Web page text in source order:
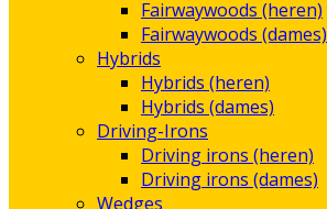
Fairwaywoods (heren)
Fairwaywoods (dames)
Hybrids
Hybrids (heren)
Hybrids (dames)
Driving-Irons
Driving irons (heren)
Driving irons (dames)
Wedges